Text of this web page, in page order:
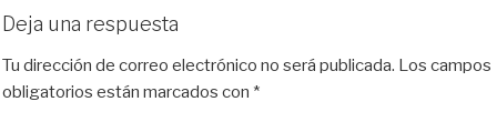
s
k
y
o
d
o
b
o
o
d
i
t
r
t
Deja una respuesta
Tu dirección de correo electrónico no será publicada. Los campos
obligatorios están marcados con *